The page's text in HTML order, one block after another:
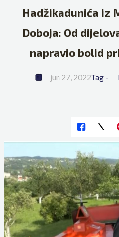
Hadžikadunića iz
Doboja: Od
napravio bolid
jun 27, 2022Tag -